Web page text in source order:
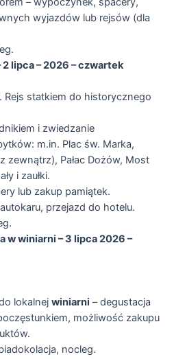
wyjazdów lub rejsów (dla
2 lipca – 2026 – czwartek
Rejs statkiem do historycznego
i zwiedzanie
m.in. Plac św. Marka,
zewnątrz), Pałac Dożów, Most
i zaułki.
lub zakup pamiątek.
przejazd do hotelu.
w winiarni – 3 lipca 2026 –
lokalnej winiarni – degustacja
możliwość zakupu
nocleg.